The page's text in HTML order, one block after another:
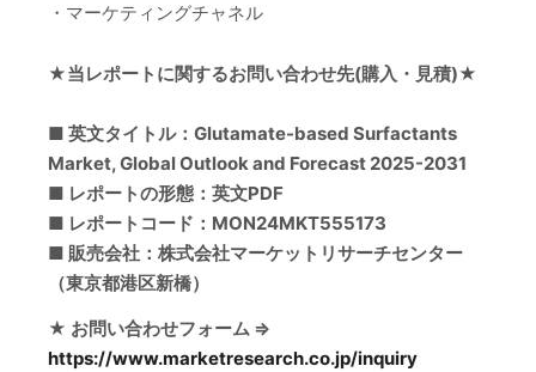
・マーケティングチャネル
★当レポートに関するお問い合わせ先(購入・見積)★
■ 英文タイトル：Glutamate-based Surfactants
Market, Global Outlook and Forecast 2025-2031
■ レポートの形態：英文PDF
■ レポートコード：MON24MKT555173
■ 販売会社：株式会社マーケットリサーチセンター
（東京都港区新橋）
★ お問い合わせフォーム ⇒
https://www.marketresearch.co.jp/inquiry